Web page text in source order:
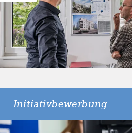
Initiativbewerbung